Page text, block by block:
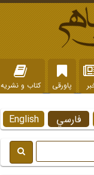
پاورقی کتاب و نشریه
English فارسي